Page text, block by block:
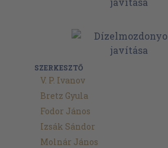
SZERKESZTŐ
V. P. Ivanov
Bretz Gyula
Fodor János
Izsák Sándor
Molnár János